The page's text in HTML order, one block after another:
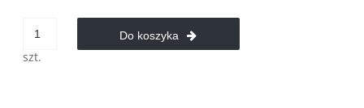
szt.
Do koszyka